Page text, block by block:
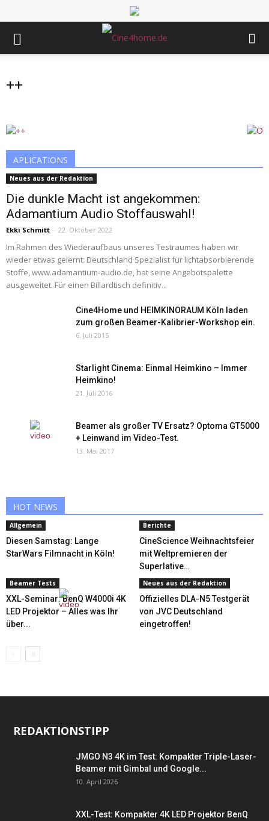
++
APLICATIONS
Neues aus der Redaktion
Die dunkle Macht ist angekommen:
Adamantium Audio Stoffauswahl!
Ekki Schmitt - 22. Oktober 2022
Im Rahmen des Wiederaufbaus unseres Testraumes haben wir
wieder etwas gelernt: Deutschland Spezialist für lichtabsorbierende
Stoffe, www.adamantium-audio.de, hat seine Angebotspalette
ausgeweitet. Für einen Billardtisch definitiv...
Cine4Home und HEIMKINORAUM Köln laden
zum großen Beamer-Kalibrier-Workshop ein.
6. Juli 2015
Starlight Cinema: Einmal Heimkino – Immer
Heimkino!
21. Juli 2016
Beamer als großer TV Ersatz? Optoma GT5000
+ Leinwand im Video-Test.
13. Mai 2017
HOT NEWS
Allgemein
Diesen Samstag: Lange
StarWars Filmnacht in Köln!
Berichte
CineScience Weihnachtsfeier
mit Weltpremieren der
Superlative…
Beamer Tests
XXL-Seminar: BenQ W4000i 4K
LED Projektor – Alles was Ihr
über...
Neues aus der Redaktion
Offizielles DLA-N5 Testgerät
von JVC Deutschland
eingetroffen!
REDAKTIONSTIPP
JMGO N3 4K im Test: Kompakter Triple-Laser-
Beamer mit Gimbal und Google...
10. April 2026
XXL-Test: Kompakter 4K LED Projektor BenQ